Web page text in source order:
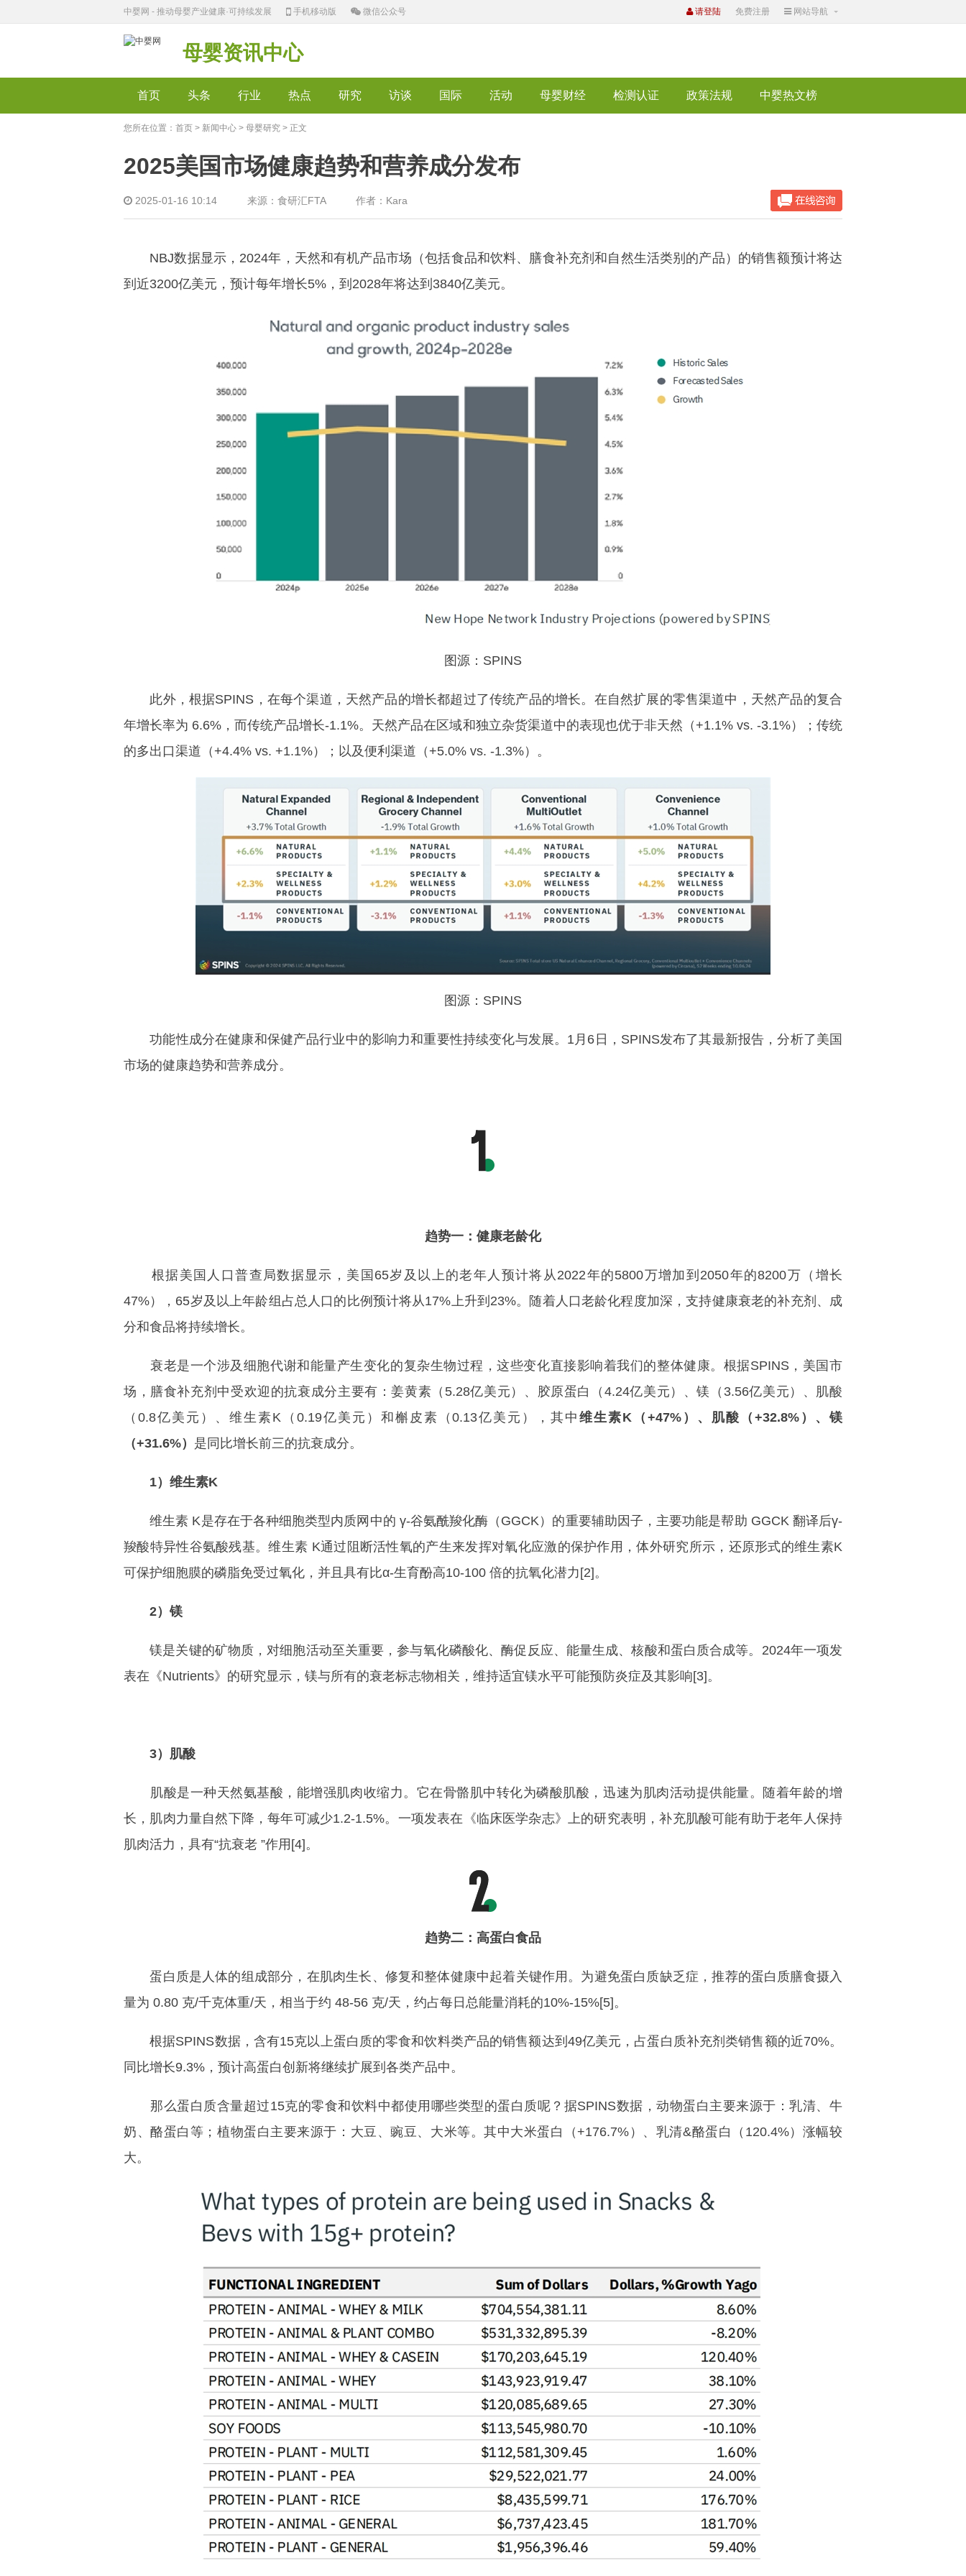
中婴网 - 推动母婴产业健康·可持续发展 手机移动版 微信公众号 请登陆 免费注册 网站导航
母婴资讯中心
首页 头条 行业 热点 研究 访谈 国际 活动 母婴财经 检测认证 政策法规 中婴热文榜
您所在位置： 首页 > 新闻中心 > 母婴研究 > 正文
2025美国市场健康趋势和营养成分发布
2025-01-16 10:14 来源：食研汇FTA 作者：Kara
NBJ数据显示，2024年，天然和有机产品市场（包括食品和饮料、膳食补充剂和自然生活类别的产品）的销售额预计将达
到近3200亿美元，预计每年增长5%，到2028年将达到3840亿美元。
图源：SPINS
此外，根据SPINS，在每个渠道，天然产品的增长都超过了传统产品的增长。在自然扩展的零售渠道中，天然产品的复合
年增长率为 6.6%，而传统产品增长-1.1%。天然产品在区域和独立杂货渠道中的表现也优于非天然（+1.1% vs. -3.1%）；传统
的多出口渠道（+4.4% vs. +1.1%）；以及便利渠道（+5.0% vs. -1.3%）。
图源：SPINS
功能性成分在健康和保健产品行业中的影响力和重要性持续变化与发展。1月6日，SPINS发布了其最新报告，分析了美国
市场的健康趋势和营养成分。
趋势一：健康老龄化
根据美国人口普查局数据显示，美国65岁及以上的老年人预计将从2022年的5800万增加到2050年的8200万（增长
47%），65岁及以上年龄组占总人口的比例预计将从17%上升到23%。随着人口老龄化程度加深，支持健康衰老的补充剂、成
分和食品将持续增长。
衰老是一个涉及细胞代谢和能量产生变化的复杂生物过程，这些变化直接影响着我们的整体健康。根据SPINS，美国市
场，膳食补充剂中受欢迎的抗衰成分主要有：姜黄素（5.28亿美元）、胶原蛋白（4.24亿美元）、镁（3.56亿美元）、肌酸
（0.8亿美元）、维生素K（0.19亿美元）和槲皮素（0.13亿美元），其中维生素K（+47%）、肌酸（+32.8%）、镁
（+31.6%） 是同比增长前三的抗衰成分。
1）维生素K
维生素 K是存在于各种细胞类型内质网中的 γ-谷氨酰羧化酶（GGCK）的重要辅助因子，主要功能是帮助 GGCK 翻译后γ-
羧酸特异性谷氨酸残基。维生素 K通过阻断活性氧的产生来发挥对氧化应激的保护作用，体外研究所示，还原形式的维生素K
可保护细胞膜的磷脂免受过氧化，并且具有比α-生育酚高10-100 倍的抗氧化潜力[2]。
2）镁
镁是关键的矿物质，对细胞活动至关重要，参与氧化磷酸化、酶促反应、能量生成、核酸和蛋白质合成等。2024年一项发
表在《Nutrients》的研究显示，镁与所有的衰老标志物相关，维持适宜镁水平可能预防炎症及其影响[3]。
3）肌酸
肌酸是一种天然氨基酸，能增强肌肉收缩力。它在骨骼肌中转化为磷酸肌酸，迅速为肌肉活动提供能量。随着年龄的增
长，肌肉力量自然下降，每年可减少1.2-1.5%。一项发表在《临床医学杂志》上的研究表明，补充肌酸可能有助于老年人保持
肌肉活力，具有“抗衰老 ”作用[4]。
趋势二：高蛋白食品
蛋白质是人体的组成部分，在肌肉生长、修复和整体健康中起着关键作用。为避免蛋白质缺乏症，推荐的蛋白质膳食摄入
量为 0.80 克/千克体重/天，相当于约 48-56 克/天，约占每日总能量消耗的10%-15%[5]。
根据SPINS数据，含有15克以上蛋白质的零食和饮料类产品的销售额达到49亿美元，占蛋白质补充剂类销售额的近70%。
同比增长9.3%，预计高蛋白创新将继续扩展到各类产品中。
那么蛋白质含量超过15克的零食和饮料中都使用哪些类型的蛋白质呢？据SPINS数据，动物蛋白主要来源于：乳清、牛
奶、酪蛋白等；植物蛋白主要来源于：大豆、豌豆、大米等。其中大米蛋白（+176.7%）、乳清&酪蛋白（120.4%）涨幅较
大。